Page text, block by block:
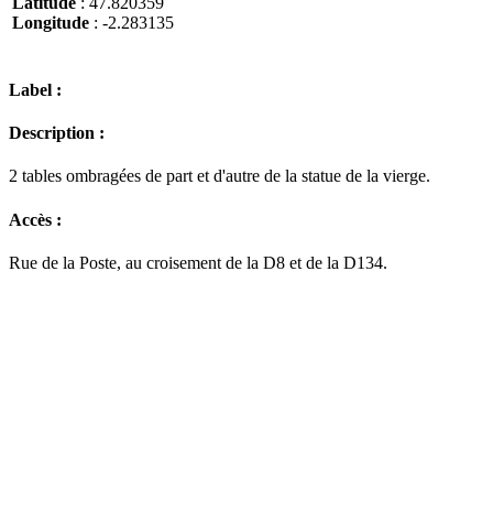
Longitude : -2.283135
Label :
Description :
2 tables ombragées de part et d'autre de la statue de la vierge.
Accès :
Rue de la Poste, au croisement de la D8 et de la D134.